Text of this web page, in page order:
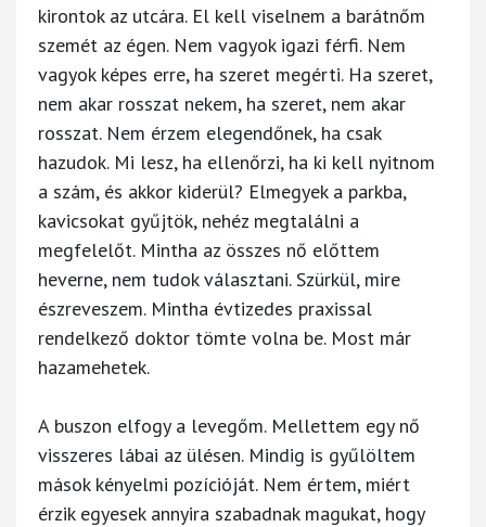
kirontok az utcára. El kell viselnem a barátnőm
szemét az égen. Nem vagyok igazi férfi. Nem
vagyok képes erre, ha szeret megérti. Ha szeret,
nem akar rosszat nekem, ha szeret, nem akar
rosszat. Nem érzem elegendőnek, ha csak
hazudok. Mi lesz, ha ellenőrzi, ha ki kell nyitnom
a szám, és akkor kiderül? Elmegyek a parkba,
kavicsokat gyűjtök, nehéz megtalálni a
megfelelőt. Mintha az összes nő előttem
heverne, nem tudok választani. Szürkül, mire
észreveszem. Mintha évtizedes praxissal
rendelkező doktor tömte volna be. Most már
hazamehetek.
A buszon elfogy a levegőm. Mellettem egy nő
visszeres lábai az ülésen. Mindig is gyűlöltem
mások kényelmi pozícióját. Nem értem, miért
érzik egyesek annyira szabadnak magukat, hogy